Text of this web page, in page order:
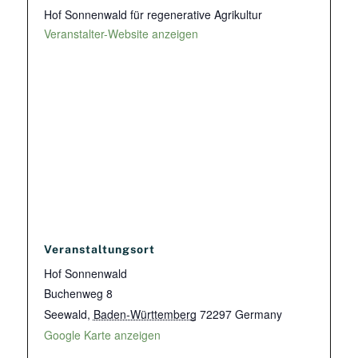
Hof Sonnenwald für regenerative Agrikultur
Veranstalter-Website anzeigen
Veranstaltungsort
Hof Sonnenwald
Buchenweg 8
Seewald, Baden-Württemberg 72297 Germany
Google Karte anzeigen